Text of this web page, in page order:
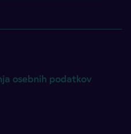
osebnih podatkov